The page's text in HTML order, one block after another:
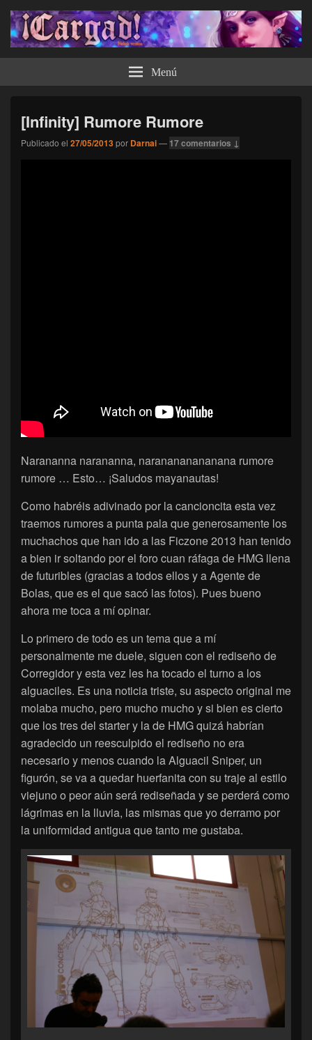
¡Cargad! Menú
[Infinity] Rumore Rumore
Publicado el 27/05/2013por Darnai— 17 comentarios ↓
Narananna narananna, naranananananana rumore
rumore … Esto… ¡Saludos mayanautas!
Como habréis adivinado por la cancioncita esta vez
traemos rumores a punta pala que generosamente los
muchachos que han ido a las Ficzone 2013 han tenido
a bien ir soltando por el foro cuan ráfaga de HMG llena
de futuribles (gracias a todos ellos y a Agente de
Bolas, que es el que sacó las fotos). Pues bueno
ahora me toca a mí opinar.
Lo primero de todo es un tema que a mí
personalmente me duele, siguen con el rediseño de
Corregidor y esta vez les ha tocado el turno a los
alguaciles. Es una noticia triste, su aspecto original me
molaba mucho, pero mucho mucho y si bien es cierto
que los tres del starter y la de HMG quizá habrían
agradecido un reesculpido el rediseño no era
necesario y menos cuando la Alguacil Sniper, un
figurón, se va a quedar huerfanita con su traje al estilo
viejuno o peor aún será rediseñada y se perderá como
lágrimas en la lluvia, las mismas que yo derramo por
la uniformidad antigua que tanto me gustaba.